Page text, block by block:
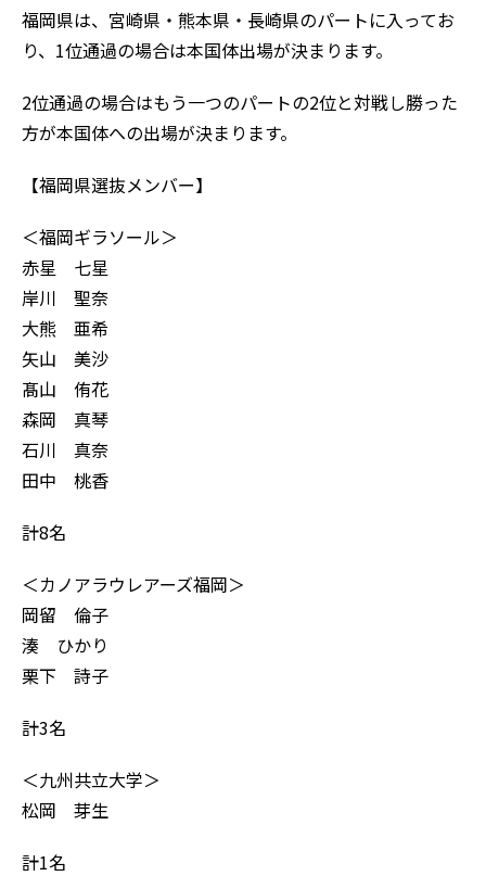
福岡県は、宮崎県・熊本県・長崎県のパートに入ってお
り、1位通過の場合は本国体出場が決まります。
2位通過の場合はもう一つのパートの2位と対戦し勝った
方が本国体への出場が決まります。
【福岡県選抜メンバー】
＜福岡ギラソール＞
赤星 七星
岸川 聖奈
大熊 亜希
矢山 美沙
髙山 侑花
森岡 真琴
石川 真奈
田中 桃香
計8名
＜カノアラウレアーズ福岡＞
岡留 倫子
湊 ひかり
栗下 詩子
計3名
＜九州共立大学＞
松岡 芽生
計1名